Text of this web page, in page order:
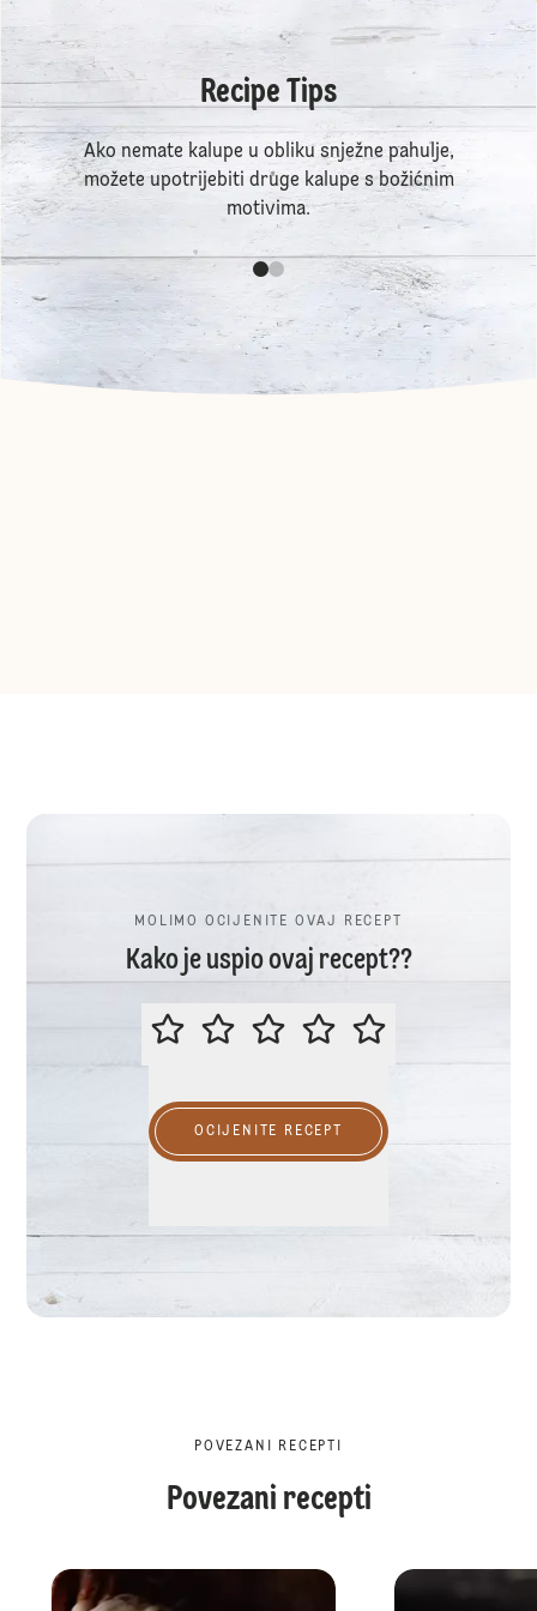
Recipe Tips
Ako nemate kalupe u obliku snježne pahulje,
možete upotrijebiti druge kalupe s božićnim
motivima.
MOLIMO OCIJENITE OVAJ RECEPT
Kako je uspio ovaj recept??
MOLIMO OCIJENITE OVAJ
OCIJENITE RECEPT
POVEZANI RECEPTI
Povezani recepti